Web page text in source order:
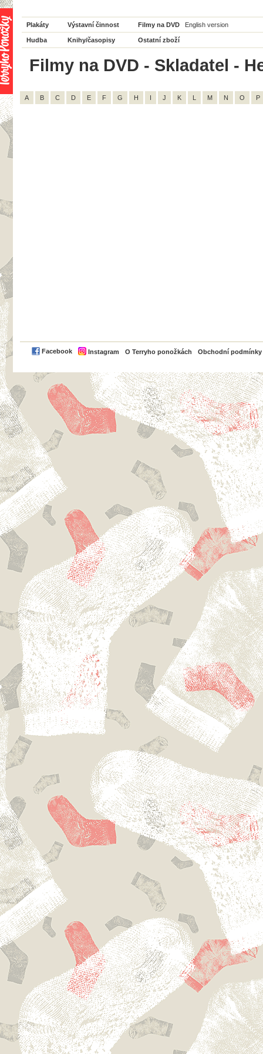
Plakáty Výstavní činnost Filmy na DVD English version
Hudba Knihy/časopisy Ostatní zboží
Filmy na DVD - Skladatel -
A B C D E F G H I J K L M N O P
Facebook Instagram O Terryho ponožkách Obchodní podmínky
PayPal